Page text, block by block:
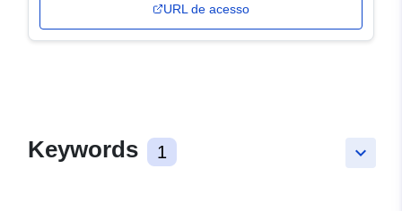
URL de acesso
keyboard_arrow_down
Keywords 1